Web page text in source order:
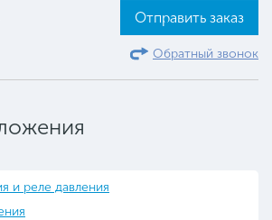
Отправить заказ
Обратный звонок
и реле давления